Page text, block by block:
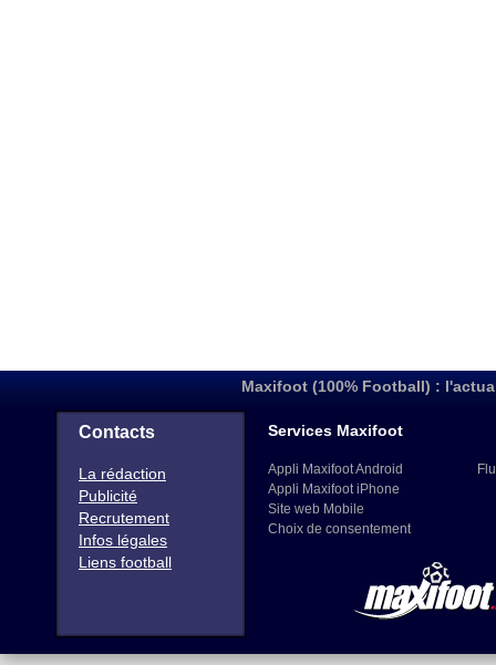
Maxifoot (100% Football) :
Contacts
La rédaction
Publicité
Recrutement
Infos légales
Liens football
Services Maxifoot
Appli Maxifoot Android
Appli Maxifoot iPhone
Site web Mobile
Choix de consentement